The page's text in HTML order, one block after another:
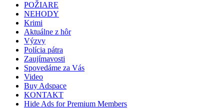
POŽIARE
NEHODY
Krimi
Aktuálne z hôr
Výzvy
Polícia pátra
Zaujímavosti
Spovedáme za Vás
Video
Buy Adspace
KONTAKT
Hide Ads for Premium Members